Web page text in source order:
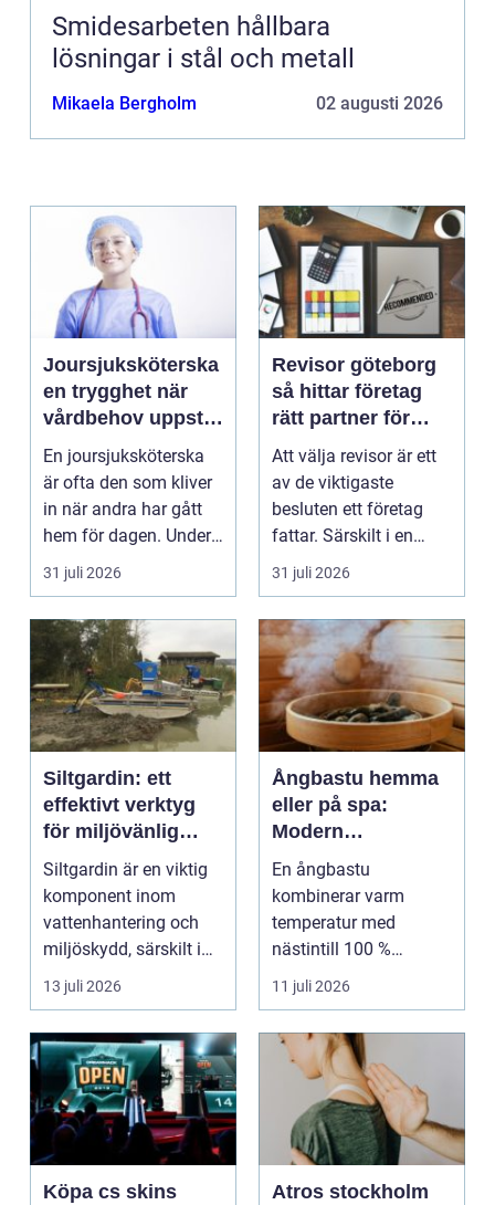
Smidesarbeten hållbara
lösningar i stål och metall
Mikaela Bergholm 02 augusti 2026
Joursjuksköterska
en trygghet när
vårdbehov uppstår
dygnet runt
En joursjuksköterska
är ofta den som kliver
in när andra har gått
hem för dagen. Under
sena kvällar,...
31 juli 2026
Revisor göteborg
så hittar företag
rätt partner för
trygg tillväxt
Att välja revisor är ett
av de viktigaste
besluten ett företag
fattar. Särskilt i en
företagsintensi...
31 juli 2026
Siltgardin: ett
effektivt verktyg
för miljövänlig
vattenhantering
Siltgardin är en viktig
komponent inom
vattenhantering och
miljöskydd, särskilt i
verksamheter som i...
13 juli 2026
Ångbastu hemma
eller på spa:
Modern
återhämtning med
uråldrig logik
En ångbastu
kombinerar varm
temperatur med
nästintill 100 %
luftfuktighet för att
sk...
11 juli 2026
Köpa cs skins
Atros stockholm